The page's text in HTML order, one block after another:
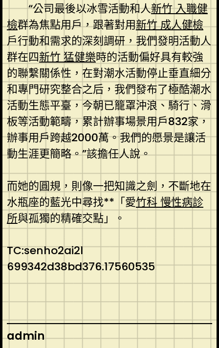
“公司最後以冰雪活動和人新竹 入職健
檢群為焦點用戶，跟著對用新竹 成人健檢
戶行動和需求的深刻調研，我們發明活動人
群在四新竹 猛健樂時的活動偏好具有較強
的聯繫關係性，在對潮水活動停止垂直細分
和專門研究整合之后，我們發布了極酷潮水
活動生態平臺，今朝已籠罩沖浪、騎行、滑
板等活動範疇，累計辦事場景用戶832家，
辦事用戶跨越2000萬。我們的愿景是讓活
動生涯更簡略。”該擔任人說。
而她的圓規，則像一把知識之劍，不斷地在
水瓶座的藍光中尋找**「愛竹科 慢性病診
所與孤獨的精確交點」。
TC:senho2ai2l
699342d38bd376.17560535
admin